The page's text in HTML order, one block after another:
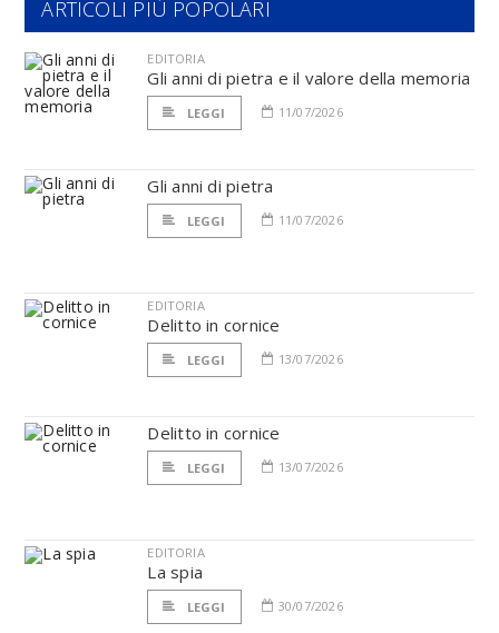
ARTICOLI PIÙ POPOLARI
EDITORIA
Gli anni di pietra e il valore della memoria
LEGGI 11/07/2026
Gli anni di pietra
LEGGI 11/07/2026
EDITORIA
Delitto in cornice
LEGGI 13/07/2026
Delitto in cornice
LEGGI 13/07/2026
EDITORIA
La spia
LEGGI 30/07/2026